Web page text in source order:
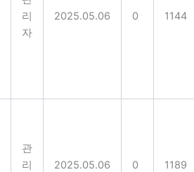
리
자
2025.05.06 0 1144
관
리
2025.05.06 0 1189